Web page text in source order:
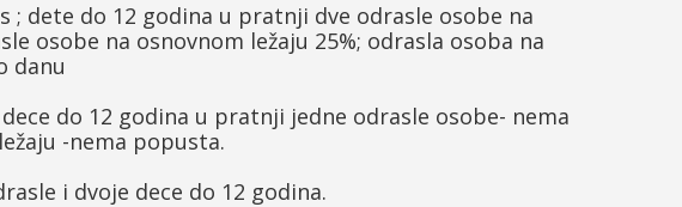
dete do 12 godina u pratnji dve odrasle osobe na
osobe na osnovnom ležaju 25%; odrasla osoba na
danu
do 12 godina u pratnji jedne odrasle osobe- nema
-nema popusta.
i dvoje dece do 12 godina.